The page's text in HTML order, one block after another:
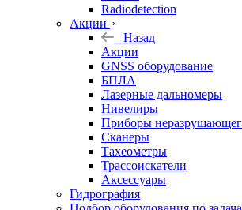
Radiodetection
Акции
Назад
Акции
GNSS оборудование
БПЛА
Лазерные дальномеры
Нивелиры
Приборы
Сканеры
Тахеометры
Трассоискатели
Аксессуары
Гидрография